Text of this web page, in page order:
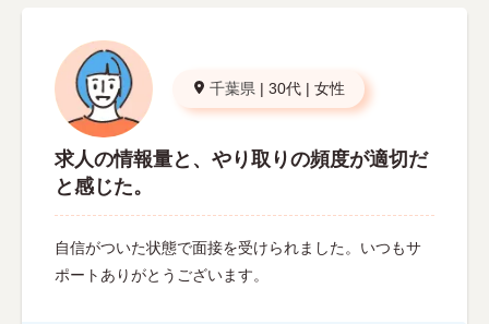
千葉県 | 30代 | 女性
求人の情報量と、やり取りの頻度が適切だ
と感じた。
自信がついた状態で面接を受けられました。いつもサ
ポートありがとうございます。